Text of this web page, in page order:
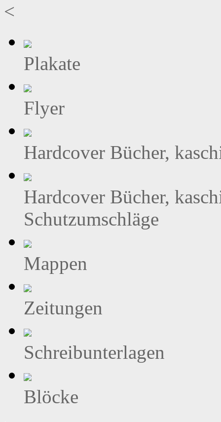
<
Plakate
Flyer
Hardcover Bücher,
Hardcover Bücher,
Schutzumschläge
Mappen
Zeitungen
Schreibunterlagen
Blöcke